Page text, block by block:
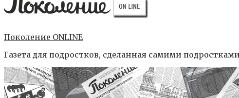
Поколение ONLINE
Газета для подростков, сделанная самими подростками